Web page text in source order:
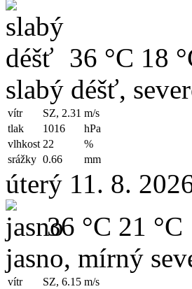
36 °C 18
slabý déšť,
vítr SZ, 2.31 m/s
tlak
1016
hPa
vlhkost 22
%
srážky 0.66 mm
úterý 11. 8.
36 °C 21 °C
jasno, mírný
vítr SZ, 6.15 m/s